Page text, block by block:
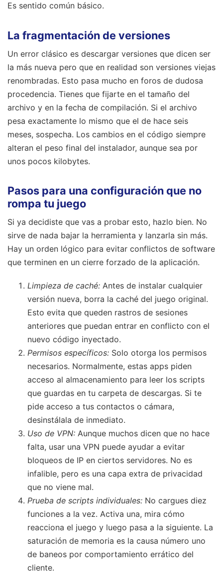
Es sentido común básico.
La fragmentación de versiones
Un error clásico es descargar versiones que dicen ser
la más nueva pero que en realidad son versiones viejas
renombradas. Esto pasa mucho en foros de dudosa
procedencia. Tienes que fijarte en el tamaño del
archivo y en la fecha de compilación. Si el archivo
pesa exactamente lo mismo que el de hace seis
meses, sospecha. Los cambios en el código siempre
alteran el peso final del instalador, aunque sea por
unos pocos kilobytes.
Pasos para una configuración que no
rompa tu juego
Si ya decidiste que vas a probar esto, hazlo bien. No
sirve de nada bajar la herramienta y lanzarla sin más.
Hay un orden lógico para evitar conflictos de software
que terminen en un cierre forzado de la aplicación.
Limpieza de caché: Antes de instalar cualquier
versión nueva, borra la caché del juego original.
Esto evita que queden rastros de sesiones
anteriores que puedan entrar en conflicto con el
nuevo código inyectado.
Permisos específicos: Solo otorga los permisos
necesarios. Normalmente, estas apps piden
acceso al almacenamiento para leer los scripts
que guardas en tu carpeta de descargas. Si te
pide acceso a tus contactos o cámara,
desinstálala de inmediato.
Uso de VPN: Aunque muchos dicen que no hace
falta, usar una VPN puede ayudar a evitar
bloqueos de IP en ciertos servidores. No es
infalible, pero es una capa extra de privacidad
que no viene mal.
Prueba de scripts individuales: No cargues diez
funciones a la vez. Activa una, mira cómo
reacciona el juego y luego pasa a la siguiente. La
saturación de memoria es la causa número uno
de baneos por comportamiento errático del
cliente.